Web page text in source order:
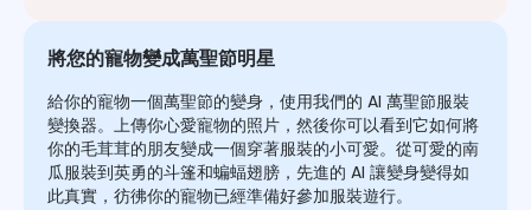
將您的寵物變成萬聖節明星
給你的寵物一個萬聖節的變身，使用我們的 AI 萬聖節服裝
變換器。上傳你心愛寵物的照片，然後你可以看到它如何將
你的毛茸茸的朋友變成一個穿著服裝的小可愛。從可愛的南
瓜服裝到英勇的斗篷和蝙蝠翅膀，先進的 AI 讓變身變得如
此真實，彷彿你的寵物已經準備好參加服裝遊行。